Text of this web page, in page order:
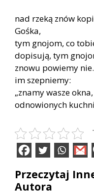
nad rzeką znów
Gośka,
tym gnojom, co
dopisują, tym
znowu powiemy
im szepniemy:
„znamy wasze
odnowionych
Przeczytaj
Autora